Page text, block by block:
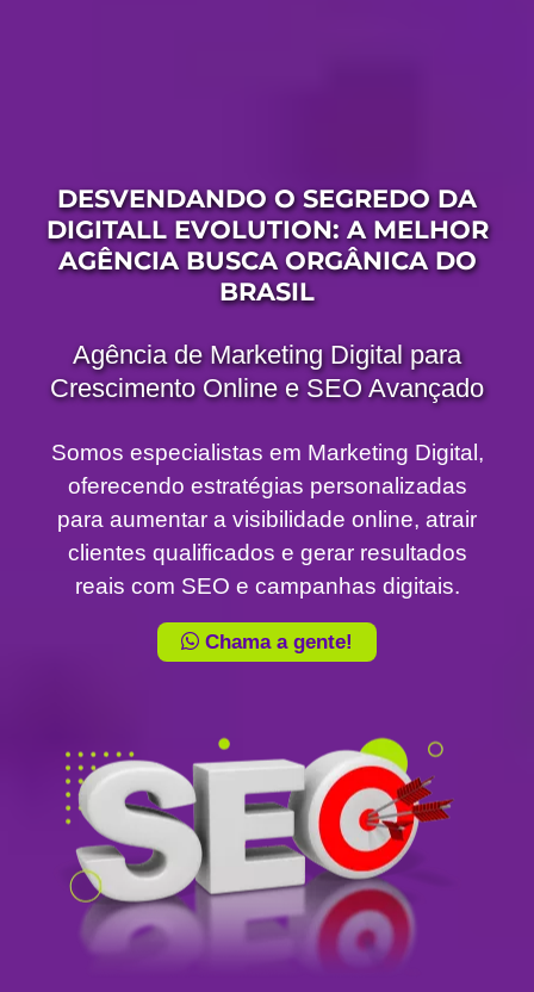
DESVENDANDO O SEGREDO DA
DIGITALL EVOLUTION: A MELHOR
AGÊNCIA BUSCA ORGÂNICA DO
BRASIL
Agência de Marketing Digital para
Crescimento Online e SEO Avançado
Somos especialistas em Marketing Digital,
oferecendo estratégias personalizadas
para aumentar a visibilidade online, atrair
clientes qualificados e gerar resultados
reais com SEO e campanhas digitais.
Chama a gente!